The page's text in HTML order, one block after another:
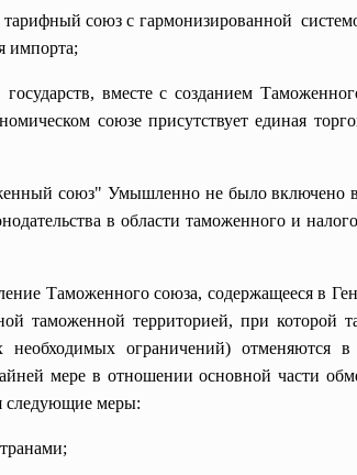
союз с гармонизированной
импорта;
вместе с созданием
союзе присутствует единая
союз" Умышленно не было включено в
в области таможенного и
Таможенного союза, содержащееся в
таможенной территорией, при
необходимых ограничений)
мере в отношении основной части
следующие меры: